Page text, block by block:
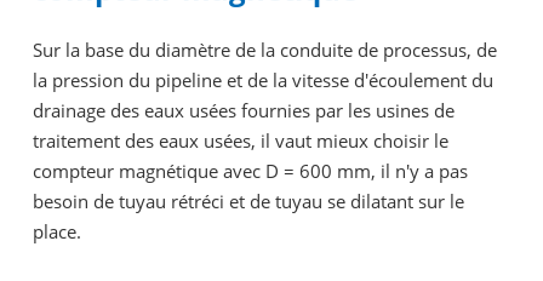
Sur la base du diamètre de la conduite de processus, de
la pression du pipeline et de la vitesse d'écoulement du
drainage des eaux usées fournies par les usines de
traitement des eaux usées, il vaut mieux choisir le
compteur magnétique avec D = 600 mm, il n'y a pas
besoin de tuyau rétréci et de tuyau se dilatant sur le
place.